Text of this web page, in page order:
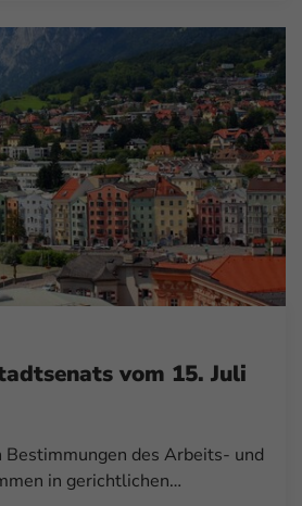
vom 15. Juli
des Arbeits- und
in gerichtlichen…